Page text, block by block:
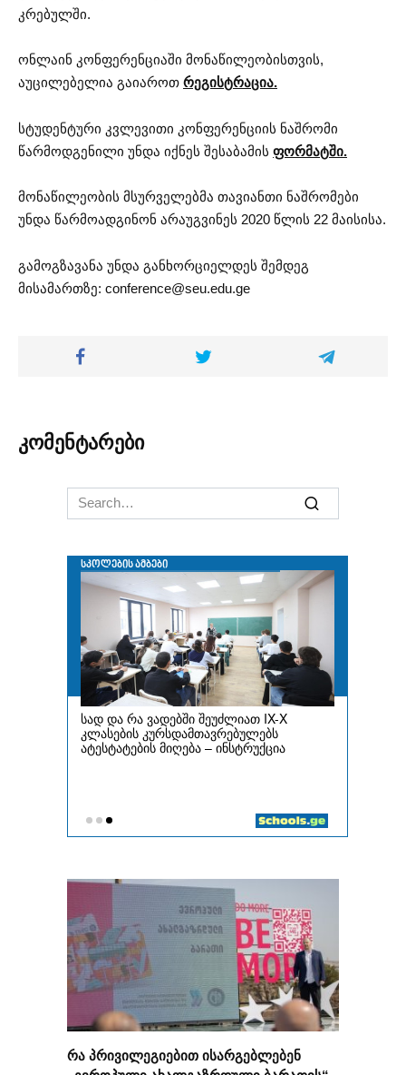
კრებულში.
ონლაინ კონფერენციაში მონაწილეობისთვის,
აუცილებელია გაიაროთ რეგისტრაცია.
სტუდენტური კვლევითი კონფერენციის ნაშრომი
წარმოდგენილი უნდა იქნეს შესაბამის ფორმატში.
მონაწილეობის მსურველებმა თავიანთი ნაშრომები
უნდა წარმოადგინონ არაუგვინეს 2020 წლის 22 მაისისა.
გამოგზავანა უნდა განხორციელდეს შემდეგ
მისამართზე: conference@seu.edu.ge
კომენტარები
Search
for:
რა პრივილეგიებით ისარგებლებენ